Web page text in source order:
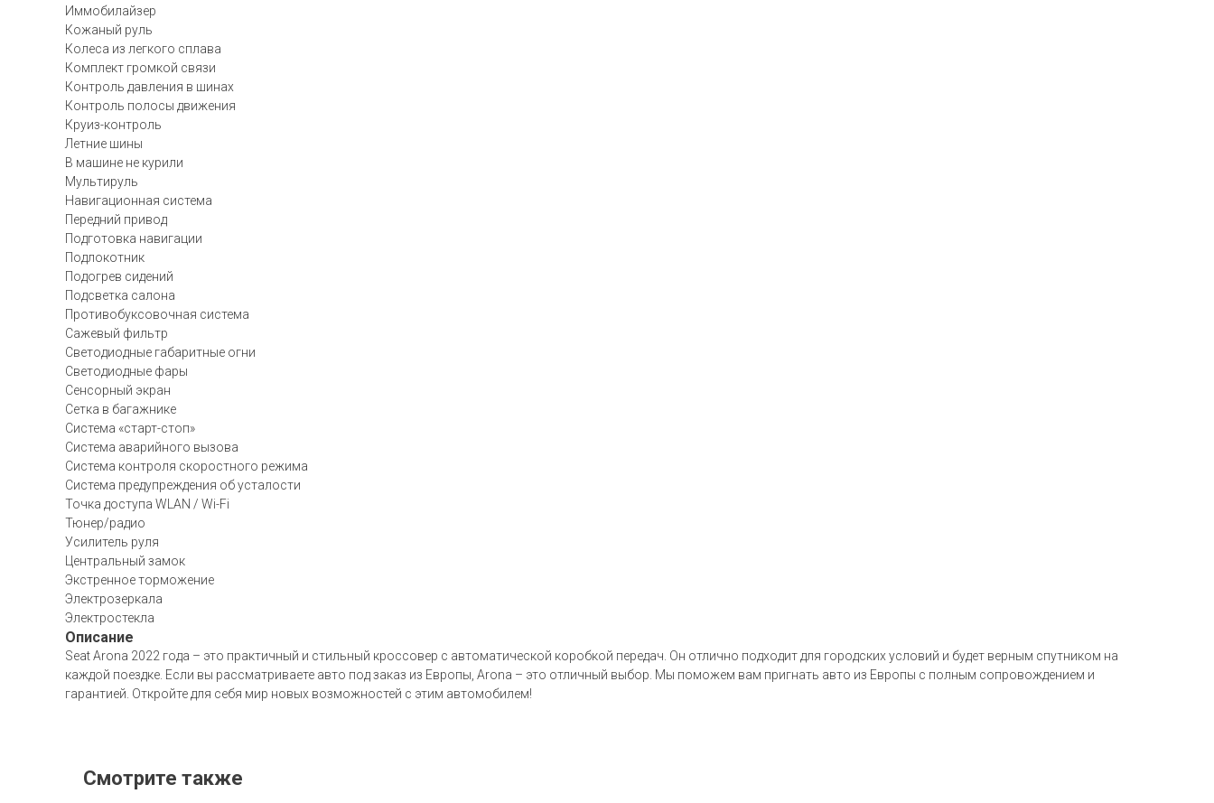
Иммобилайзер
Кожаный руль
Колеса из легкого сплава
Комплект громкой связи
Контроль давления в шинах
Контроль полосы движения
Круиз-контроль
Летние шины
В машине не курили
Мультируль
Навигационная система
Передний привод
Подготовка навигации
Подлокотник
Подогрев сидений
Подсветка салона
Противобуксовочная система
Сажевый фильтр
Светодиодные габаритные огни
Светодиодные фары
Сенсорный экран
Сетка в багажнике
Система «старт-стоп»
Система аварийного вызова
Система контроля скоростного режима
Система предупреждения об усталости
Точка доступа WLAN / Wi-Fi
Тюнер/радио
Усилитель руля
Центральный замок
Экстренное торможение
Электрозеркала
Электростекла
Описание
Seat Arona 2022 года – это практичный и стильный кроссовер с автоматической коробкой передач. Он отлично подходит для городских условий и будет верным спутником на
каждой поездке. Если вы рассматриваете авто под заказ из Европы, Arona – это отличный выбор. Мы поможем вам пригнать авто из Европы с полным сопровождением и
гарантией. Откройте для себя мир новых возможностей с этим автомобилем!
Смотрите также